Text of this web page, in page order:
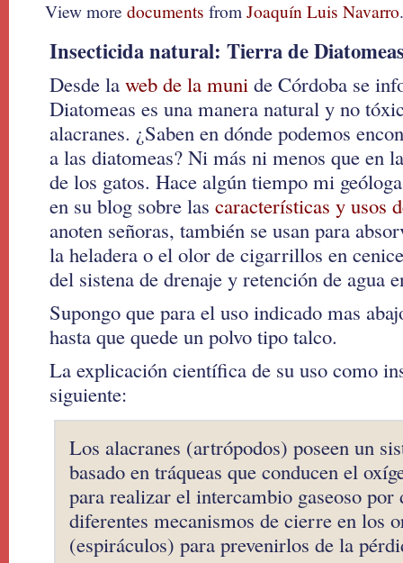
View more documents from Joaquín Luis Navarro.
Insecticida natural: Tierra de
Desde la web de la muni de Córdoba se
Diatomeas es una manera natural y no
alacranes. ¿Saben en dónde podemos
a las diatomeas? Ni más ni menos que en
de los gatos. Hace algún tiempo mi
en su blog sobre las características y usos
anoten señoras, también se usan para
la heladera o el olor de cigarrillos en
del sistena de drenaje y retención de agua
Supongo que para el uso indicado mas
hasta que quede un polvo tipo talco.
La explicación científica de su uso como
siguiente:
Los alacranes (artrópodos) poseen un
basado en tráqueas que conducen el
para realizar el intercambio gaseoso por
diferentes mecanismos de cierre en los
(espiráculos) para prevenirlos de la